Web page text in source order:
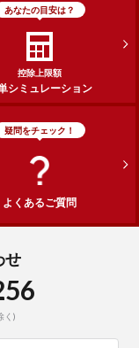
あなたの目安は？
控除上限額
シミュレーション
疑問をチェック！
よくあるご質問
せ
く)